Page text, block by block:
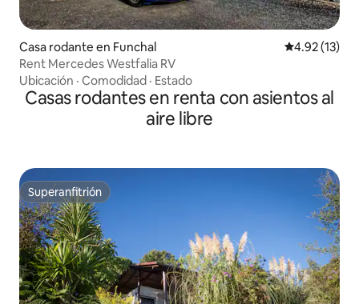
Casa rodante en Funchal Calificación
4.92 (13)
Rent Mercedes Westfalia RV
Ubicación · Comodidad · Estado
Casas rodantes en renta con asientos al
aire libre
Superanfitrión
Superanfitrión